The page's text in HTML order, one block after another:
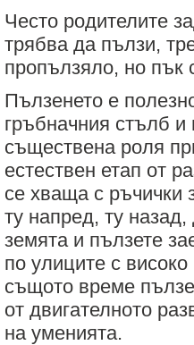
Често родителите
трябва да пълзи,
пропълзяло, но пък
Пълзенето е
гръбначния стълб и
съществена роля
естествен етап от
се хваща с ръчички
ту напред, ту
земята и пълзете
по улиците с
същото време
от двигателното
на уменията.